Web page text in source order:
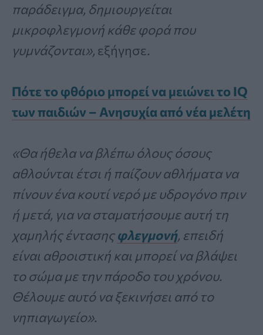
παράδειγμα, δημιουργείται
μικροφλεγμονή κάθε φορά που
γυμνάζονται», εξήγησε.
Πότε το φθόριο μπορεί να μειώνει το IQ
των παιδιών – Ανησυχία από νέα μελέτη
«Θα ήθελα να βλέπω όλους όσους
αθλούνται έτσι ή παίζουν αθλήματα να
πίνουν ένα κουτί νερό με υδρογόνο πριν
ή μετά, για να σταματήσουμε αυτή τη
χαμηλής έντασηςφλεγμονή, επειδή
είναι αθροιστική και μπορεί να βλάψει
το σώμα με την πάροδο του χρόνου.
Θέλουμε αυτό να ξεκινήσει από το
νηπιαγωγείο».